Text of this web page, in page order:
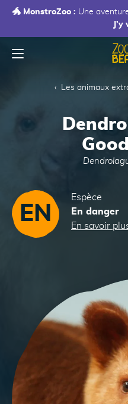
🐲 MonstroZoo : Une
J'y
Menu
Les animaux
EN
Espèce
En danger
En savoir